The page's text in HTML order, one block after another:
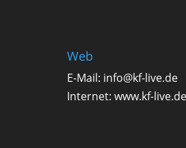
Web
E-Mail: info@kf-live.de
Internet: www.kf-live.de